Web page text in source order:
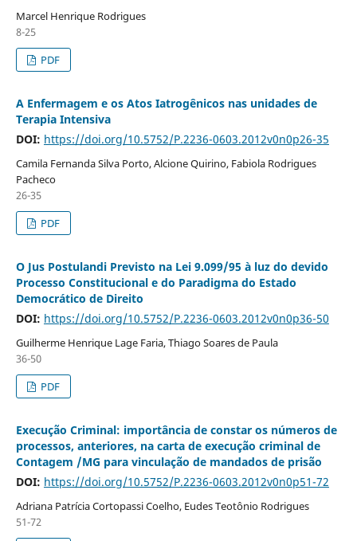
Marcel Henrique Rodrigues
8-25
PDF
A Enfermagem e os Atos Iatrogênicos nas unidades de
Terapia Intensiva
DOI: https://doi.org/10.5752/P.2236-0603.2012v0n0p26-35
Camila Fernanda Silva Porto, Alcione Quirino, Fabiola Rodrigues
Pacheco
26-35
PDF
O Jus Postulandi Previsto na Lei 9.099/95 à luz do devido
Processo Constitucional e do Paradigma do Estado
Democrático de Direito
DOI: https://doi.org/10.5752/P.2236-0603.2012v0n0p36-50
Guilherme Henrique Lage Faria, Thiago Soares de Paula
36-50
PDF
Execução Criminal: importância de constar os números de
processos, anteriores, na carta de execução criminal de
Contagem /MG para vinculação de mandados de prisão
DOI: https://doi.org/10.5752/P.2236-0603.2012v0n0p51-72
Adriana Patrícia Cortopassi Coelho, Eudes Teotônio Rodrigues
51-72